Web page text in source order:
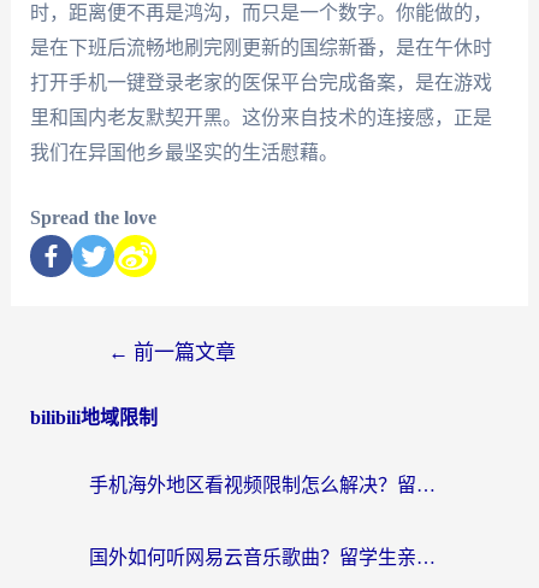
时，距离便不再是鸿沟，而只是一个数字。你能做的，
是在下班后流畅地刷完刚更新的国综新番，是在午休时
打开手机一键登录老家的医保平台完成备案，是在游戏
里和国内老友默契开黑。这份来自技术的连接感，正是
我们在异国他乡最坚实的生活慰藉。
Spread the love
← 前一篇文章
bilibili地域限制
手机海外地区看视频限制怎么解决？留学生亲测有效的回国加速器指南
国外如何听网易云音乐歌曲？留学生亲测有效的回国加速方案